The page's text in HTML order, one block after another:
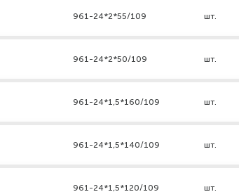
961-24*2*55/109 шт.
961-24*2*50/109 шт.
961-24*1,5*160/109 шт.
961-24*1,5*140/109 шт.
961-24*1,5*120/109 шт.